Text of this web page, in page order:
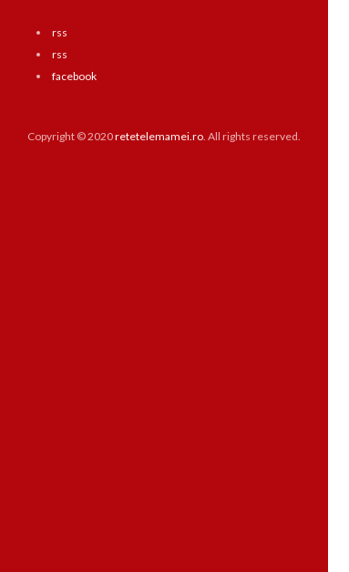
rss
rss
facebook
Copyright © 2020retetelemamei.ro. All rights reserved.